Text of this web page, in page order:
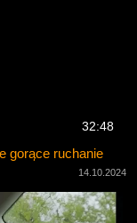
32:48
gorące ruchanie
14.10.2024